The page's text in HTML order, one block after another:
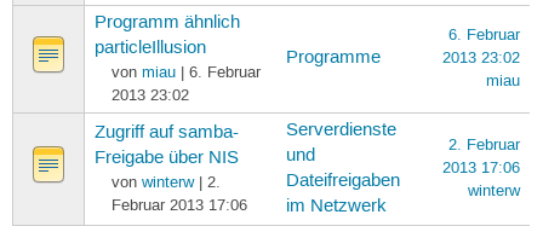
Programm ähnlich
particleIllusion
von miau| 6. Februar
2013 23:02
Programme
6. Februar
2013 23:02
miau
Zugriff auf samba-
Freigabe über NIS
von winterw| 2.
Februar 2013 17:06
Serverdienste
und
Dateifreigaben
im Netzwerk
2. Februar
2013 17:06
winterw